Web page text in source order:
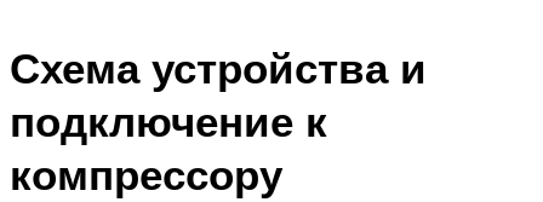
Схема устройства и
подключение к
компрессору